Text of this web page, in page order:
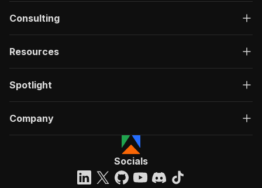
Consulting
Resources
Spotlight
Company
Socials